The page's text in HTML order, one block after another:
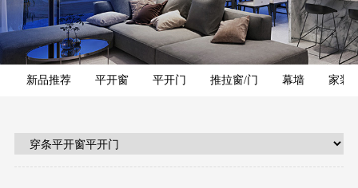
新品推荐 平开窗 平开门 推拉窗/门 幕墙 家装